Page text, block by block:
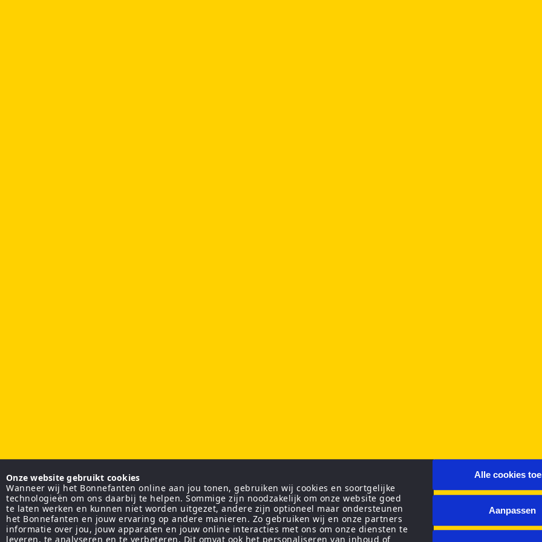
Onze website gebruikt cookies
Wanneer wij het Bonnefanten online aan jou tonen, gebruiken wij cookies en soortgelijke
technologieën om ons daarbij te helpen. Sommige zijn noodzakelijk om onze website goed
te laten werken en kunnen niet worden uitgezet, andere zijn optioneel maar ondersteunen
het Bonnefanten en jouw ervaring op andere manieren. Zo gebruiken wij en onze partners
informatie over jou, jouw apparaten en jouw online interacties met ons om onze diensten te
leveren, te analyseren en te verbeteren. Dit omvat ook het personaliseren van inhoud of
Alle cookies
Aanpassen